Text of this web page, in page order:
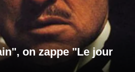
on zappe "Le jour